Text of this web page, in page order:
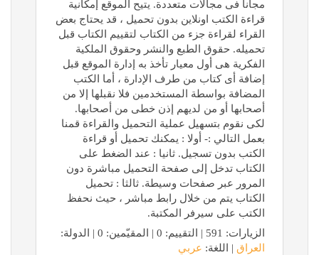
مجانا فى مجالات متعددة. يتيح الموقع إمكانية
قراءة الكتب اونلاين بدون تحميل ، قد يحتاج بعض
القراء لقراءة جزء من الكتاب لتقييم الكتاب قبل
تحميله. حقوق الطبع والنشر وحقوق الملكية
الفكرية هى أول معيار تأخذ به إدارة الموقع قبل
إضافة أى كتاب من طرف الإدارة ، أما الكتب
المضافة بواسطة المستخدمين فلا نقبلها إلا من
أصحابها أو من لديهم إذن خطى من أصحابها.
لكى نقوم بتسهيل عملية التحميل والقراءة قمنا
بعمل التالي :- أولا : يمكنك تحميل أو قراءة
الكتب بدون تسجيل. ثانيا : عند الضغط على
الكتاب تدخل إلى صفحة التحميل مباشرة دون
المرور عبر صفحات وسيطة. ثالثا : تحميل
الكتاب يتم من خلال رابط مباشر ، حيث نحفظ
الكتب على سيرفر المكتبة.
الزيارات: 591 | التقييم: 0 | المقيّمين: 0 | الدولة:
العراق | اللغة: عربي